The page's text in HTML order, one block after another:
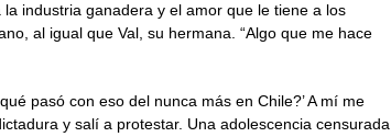
industria ganadera y el amor que le tiene a los
al igual que Val, su hermana. “Algo que me hace
pasó con eso del nunca más en Chile?’ A mí me
y salí a protestar. Una adolescencia censurada.